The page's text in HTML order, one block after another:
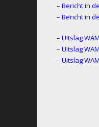
– Bericht in
– Bericht in
– Uitslag
– Uitslag
– Uitslag